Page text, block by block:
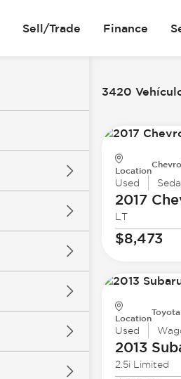
Sell/Trade Finance
3420
Location
Used
2017
LT
$8,473
Location
Used
2013
2.5i Limited